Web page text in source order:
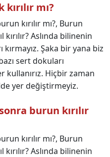
mı?
kırılır mı?, Burun
Aslında bilinenin
Şaka bir yana biz
sert dokuları
Hiçbir zaman
yer değiştirmeyiz.
burun kırılır
kırılır mı?, Burun
Aslında bilinenin